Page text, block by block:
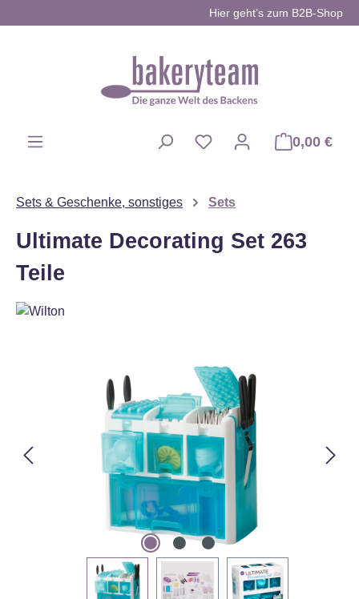
Hier geht’s zum B2B-Shop
0,00 €
Sets & Geschenke, sonstiges Sets
Ultimate Decorating Set 263
Teile